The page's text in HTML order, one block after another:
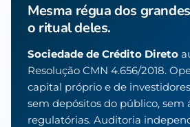
Mesma régua dos
o ritual deles.
Sociedade de Crédito Direto
Resolução CMN 4.656/2018.
capital próprio e de
sem depósitos do público, sem
regulatórias. Auditoria